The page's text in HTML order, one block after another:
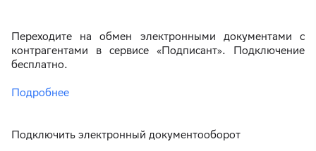
Переходите на обмен электронными документами с
контрагентами в сервисе «Подписант». Подключение
бесплатно.
Подробнее
Подключить электронный документооборот